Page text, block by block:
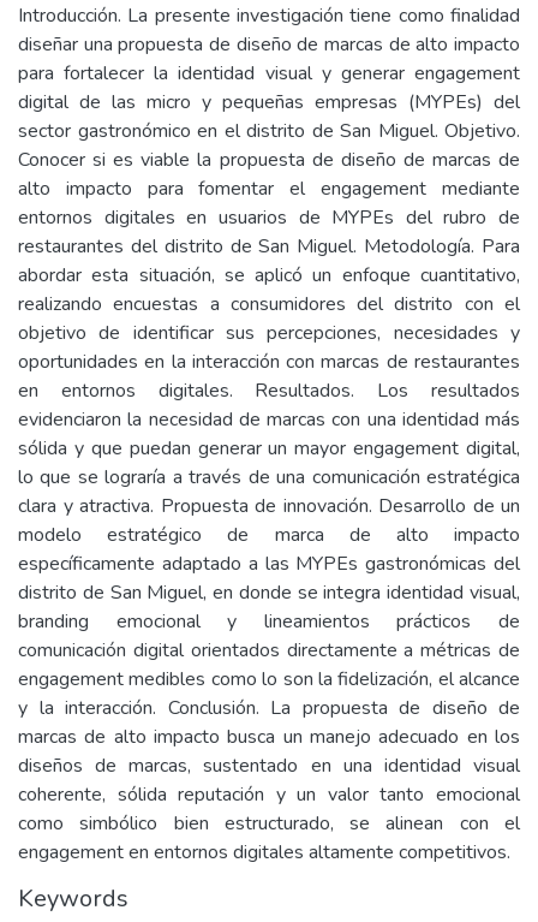
Introducción. La presente investigación tiene como finalidad
diseñar una propuesta de diseño de marcas de alto impacto
para fortalecer la identidad visual y generar engagement
digital de las micro y pequeñas empresas (MYPEs) del
sector gastronómico en el distrito de San Miguel. Objetivo.
Conocer si es viable la propuesta de diseño de marcas de
alto impacto para fomentar el engagement mediante
entornos digitales en usuarios de MYPEs del rubro de
restaurantes del distrito de San Miguel. Metodología. Para
abordar esta situación, se aplicó un enfoque cuantitativo,
realizando encuestas a consumidores del distrito con el
objetivo de identificar sus percepciones, necesidades y
oportunidades en la interacción con marcas de restaurantes
en entornos digitales. Resultados. Los resultados
evidenciaron la necesidad de marcas con una identidad más
sólida y que puedan generar un mayor engagement digital,
lo que se lograría a través de una comunicación estratégica
clara y atractiva. Propuesta de innovación. Desarrollo de un
modelo estratégico de marca de alto impacto
específicamente adaptado a las MYPEs gastronómicas del
distrito de San Miguel, en donde se integra identidad visual,
branding emocional y lineamientos prácticos de
comunicación digital orientados directamente a métricas de
engagement medibles como lo son la fidelización, el alcance
y la interacción. Conclusión. La propuesta de diseño de
marcas de alto impacto busca un manejo adecuado en los
diseños de marcas, sustentado en una identidad visual
coherente, sólida reputación y un valor tanto emocional
como simbólico bien estructurado, se alinean con el
engagement en entornos digitales altamente competitivos.
Keywords